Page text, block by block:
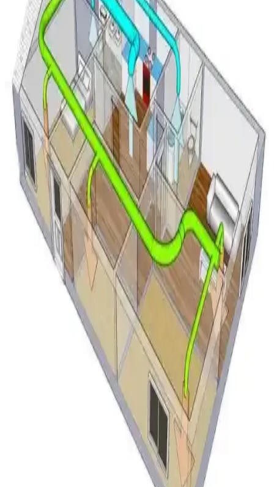
Mitsubishi Split Klima Sistemlerinde Su Sızıntısı
Nedenleri ve Çözüm Yöntemleri
Mitsubishi split klima sistemlerinde su sızıntısı genellikle drenaj
tepsisindeki çatlaklardan kaynaklanır. Buzlanma, malzeme
yorgunluğu ve montaj hataları su sızıntısına yol açabilir. Drenaj hattı
kontrolü ve tepsi onarımı önemlidir.
1965 Westinghouse PTAC Klima Ünitesi: Teknik
Özellikler ve Dayanıklılık İncelemesi
1965 Westinghouse PTAC klima ünitesi, 9000 BTU kapasite ve
11.2 EER verimlilikle dayanıklılığı ve reciprocating kompresör
teknolojisiyle öne çıkıyor. Mekanik olarak sağlam ancak kozmetik
hasarlı.
Mini Split Klima Dış Ünite Montajında Duvar ve
Zemin Tercihleri ve Dikkat Edilmesi Gerekenler
Mini split dış ünitenin montajında kar, donma, titreşim ve bakım
faktörleri göz önünde bulundurularak duvar veya zemin tercihi
yapılmalıdır. Doğru montaj sistem performansını ve dayanıklılığı
LG Smart Inverter Klima 12.000 BTU A++: Bahçe
Kulübesinde Performans ve Kullanım
Değerlendirmesi
LG Smart Inverter klima, 10.6 m² bahçe kulübesinde soğutma ve
ısıtma için test edildi. Enerji verimliliği, sessiz çalışma ve uzaktan
kontrol avantajları sunarken, yedek parça temini ve garanti
sınırlamaları dikkat çekiyor.
Düşük Enerjili Küçük Klima Seçenekleri ve Ev
Arkadaşıyla İklim Kontrolü Yöntemleri
Düşük enerji tüketen küçük klima modelleri ve ev arkadaşlarıyla
klima kullanımı konusunda uzlaşma yöntemleri ele alınmaktadır.
Enerji verimliliği ve maliyet paylaşımı detayları sunulmaktadır.